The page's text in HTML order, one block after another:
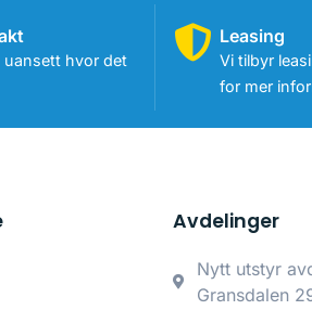
uansett hvor det
Leasing
Vi tilbyr
for mer
Avdelinger
Nytt utstyr
Gransdalen